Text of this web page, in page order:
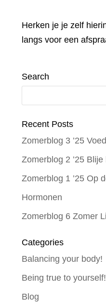
Herken je je zelf
langs voor een
Search
Recent Posts
Zomerblog 3 ’25
Zomerblog 2 ’25
Zomerblog 1 ’25 Op
Hormonen
Zomerblog 6 Zomer
Categories
Balancing your body!
Being true to yourself!
Blog